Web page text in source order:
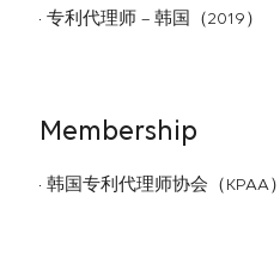
专利代理师 – 韩国（2019）
Membership
韩国专利代理师协会（KPAA）